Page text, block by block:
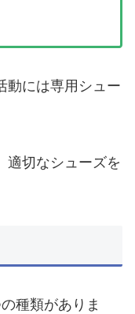
動には専用シュー
適切なシューズを
種類がありま